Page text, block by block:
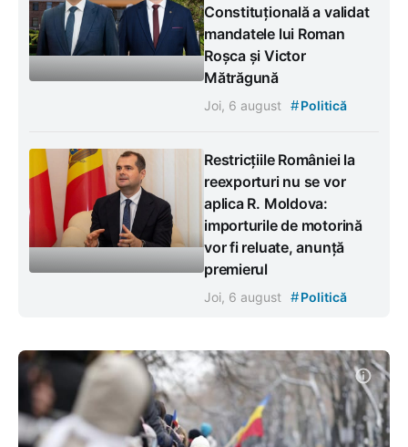
Constituțională a validat
mandatele lui Roman
Roșca și Victor
Mătrăgună
Joi, 6 august #Politică
Restricțiile României la
reexporturi nu se vor
aplica R. Moldova:
importurile de motorină
vor fi reluate, anunță
premierul
Joi, 6 august #Politică